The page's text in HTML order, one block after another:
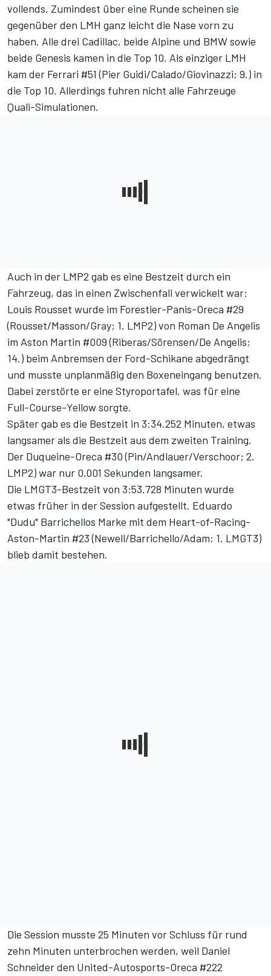
vollends. Zumindest über eine Runde scheinen sie
gegenüber den LMH ganz leicht die Nase vorn zu
haben. Alle drei Cadillac, beide Alpine und BMW sowie
beide Genesis kamen in die Top 10. Als einziger LMH
kam der Ferrari #51 (Pier Guidi/Calado/Giovinazzi; 9.) in
die Top 10. Allerdings fuhren nicht alle Fahrzeuge
Quali-Simulationen.
Auch in der LMP2 gab es eine Bestzeit durch ein
Fahrzeug, das in einen Zwischenfall verwickelt war:
Louis Rousset wurde im Forestier-Panis-Oreca #29
(Rousset/Masson/Gray; 1. LMP2) von Roman De Angelis
im Aston Martin #009 (Riberas/Sörensen/De Angelis;
14.) beim Anbremsen der Ford-Schikane abgedrängt
und musste unplanmäßig den Boxeneingang benutzen.
Dabei zerstörte er eine Styroportafel, was für eine
Full-Course-Yellow sorgte.
Später gab es die Bestzeit in 3:34.252 Minuten, etwas
langsamer als die Bestzeit aus dem zweiten Training.
Der Duqueine-Oreca #30 (Pin/Andlauer/Verschoor; 2.
LMP2) war nur 0,001 Sekunden langsamer.
Die LMGT3-Bestzeit von 3:53.728 Minuten wurde
etwas früher in der Session aufgestellt. Eduardo
"Dudu" Barrichellos Marke mit dem Heart-of-Racing-
Aston-Martin #23 (Newell/Barrichello/Adam; 1. LMGT3)
blieb damit bestehen.
Die Session musste 25 Minuten vor Schluss für rund
zehn Minuten unterbrochen werden, weil Daniel
Schneider den United-Autosports-Oreca #222